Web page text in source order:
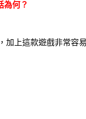
為何？
上這款遊戲非常容